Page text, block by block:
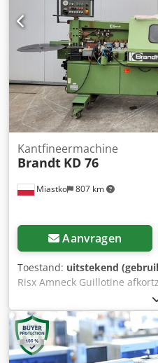
Miastko 807 km
Kantfineermachine
Brandt KD 76
Aanvragen
Toestand: uitstekend
Risx Amneck Guillotine